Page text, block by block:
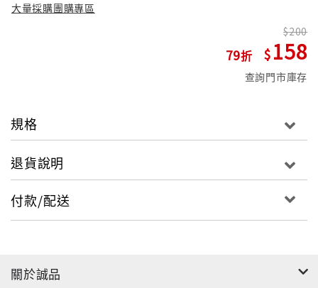
大量採購團購專區
79
200
158
查詢門市庫存
規格
退貨說明
付款/配送
關於誠品